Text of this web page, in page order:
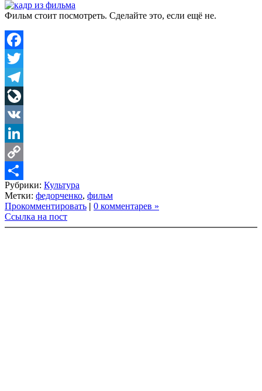
Фильм стоит посмотреть. Сделайте это, если ещё не.
Facebook
Twitter
Telegram
LiveJournal
VK
LinkedIn
Copy
Link
Share
Рубрики: Культура
Метки: федорченко, фильм
Прокомментировать | 0 комментарев »
Ссылка на пост